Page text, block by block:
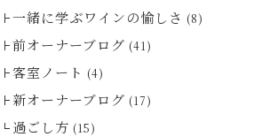
一緒に学ぶワインの愉しさ (8)
前オーナーブログ (41)
客室ノート (4)
新オーナーブログ (17)
過ごし方 (15)